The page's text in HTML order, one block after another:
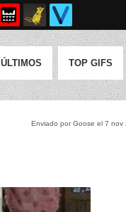
ÚLTIMOS TOP GIFS
Enviado por Goose el 7 nov